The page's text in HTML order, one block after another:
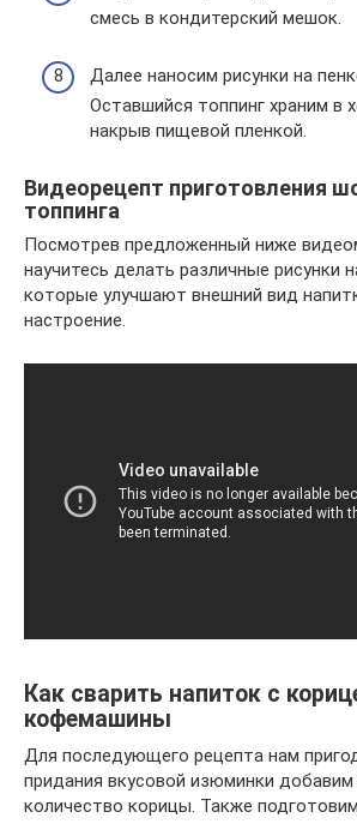
смесь в кондитерский мешок.
Далее наносим рисунки на
Оставшийся топпинг храним в
накрыв пищевой пленкой.
Видеорецепт приготовления
топпинга
Посмотрев предложенный ниже
научитесь делать различные рисунки
которые улучшают внешний вид
настроение.
Как сварить напиток с
кофемашины
Для последующего рецепта нам
придания вкусовой изюминки добавим
количество корицы. Также